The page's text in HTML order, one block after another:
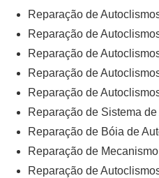
Reparação de
Reparação de
Reparação de
Reparação de
Reparação de
Reparação de Sistema
Reparação de Bóia de
Reparação de
Reparação de